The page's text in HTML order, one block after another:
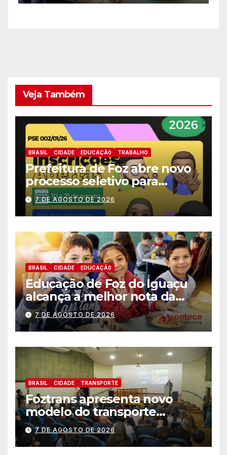
Veja Também
BRASIL CIDADE EDUCAÇÃ0 TRABALHO
Prefeitura de Foz abre novo
processo seletivo para
estagiários
7 DE AGOSTO DE 2026
BRASIL CIDADE EDUCAÇÃ0
Educação de Foz do Iguaçu
alcança a melhor nota da
história no IDEB
7 DE AGOSTO DE 2026
BRASIL CIDADE TRANSPORTE
Foztrans apresenta novo
modelo do transporte
coletivo em audiência
pública e avança para um
sistema mais moderno e
7 DE AGOSTO DE 2026